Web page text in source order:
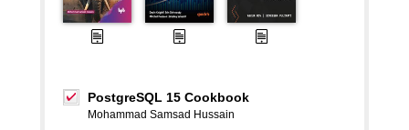
PostgreSQL 15 Cookbook
Mohammad Samsad Hussain